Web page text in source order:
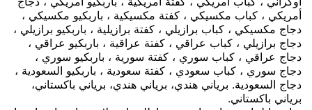
أمريكي ، كباب مكسيكي ، كفتة مكسيكية ، باربكيو مكسيكي ،
دجاج مكسيكي ، كباب برازيلي ، كفتة برازيلية ، باربكيو برازيلي ،
دجاج برازيلي ، كباب عراقي ، كفتة عراقية ، باربكيو عراقي ،
دجاج عراقي ، كباب سوري ، كفتة سورية ، باربكيو سوري ،
دجاج سوري ، كباب سعودي ، كفتة سعودية ، باربكيو السعودية ،
دجاج السعودية. برياني هندي، برياني هندي، برياني باكستاني،
برياني باكستاني.